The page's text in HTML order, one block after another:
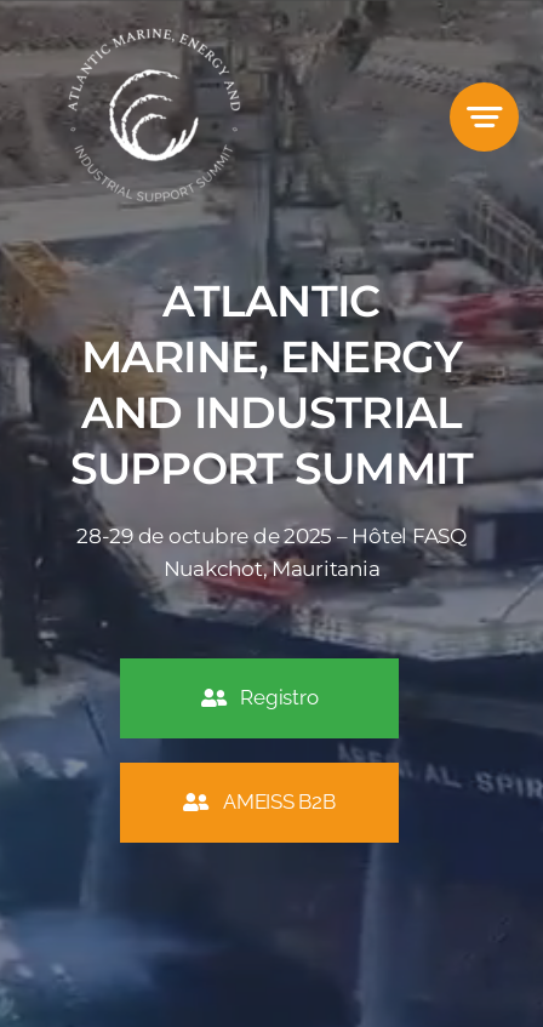
to
content
ATLANTIC
MARINE, ENERGY
AND INDUSTRIAL
SUPPORT SUMMIT
28-29 de octubre de 2025 – Hôtel FASQ
Nuakchot, Mauritania
Registro
AMEISS B2B